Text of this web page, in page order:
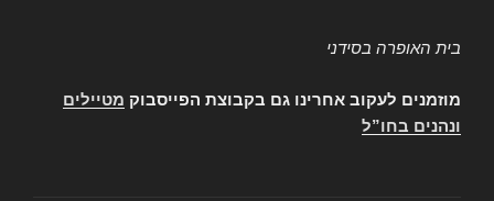
בית האופרה בסידני
מוזמנים לעקוב אחרינו גם בקבוצת הפייסבוק מטיילים
ונהנים בחו”ל